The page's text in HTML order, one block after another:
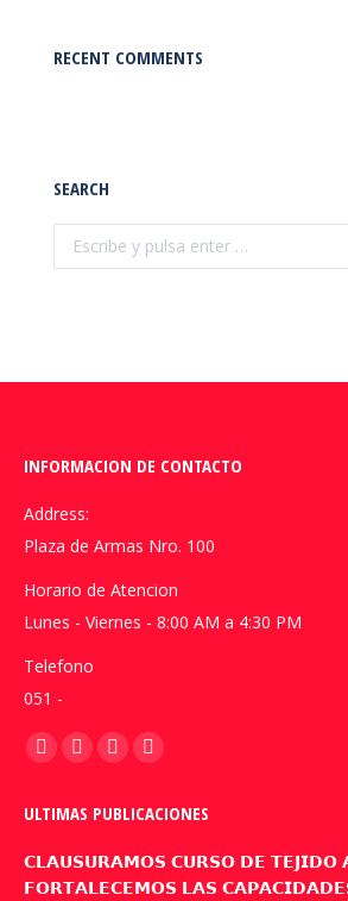
RECENT COMMENTS
SEARCH
Buscar:
INFORMACION DE CONTACTO
Address:
Plaza de Armas Nro. 100
Horario de Atencion
Lunes - Viernes - 8:00 AM a 4:30 PM
Telefono
051 -
Encuéntranos en:
Facebook
opens
in
new
YouTube
opens
in
new
Linkedin
opens
in
new
Instagram
opens
in
new
ULTIMAS PUBLICACIONES
𝗖𝗟𝗔𝗨𝗦𝗨𝗥𝗔𝗠𝗢𝗦 𝗖𝗨𝗥𝗦𝗢 𝗗𝗘 𝗧𝗘𝗝𝗜𝗗𝗢
𝗙𝗢𝗥𝗧𝗔𝗟𝗘𝗖𝗘𝗠𝗢𝗦 𝗟𝗔𝗦